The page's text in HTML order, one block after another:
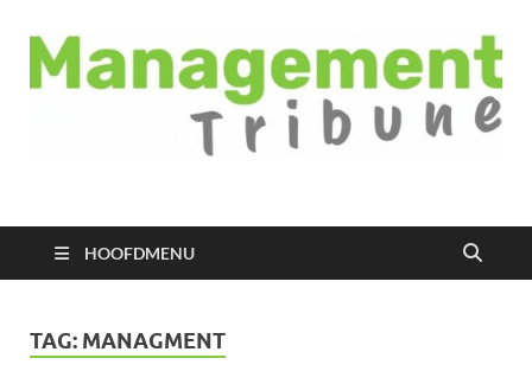
Managementtribune
HOOFDMENU
TAG: MANAGMENT